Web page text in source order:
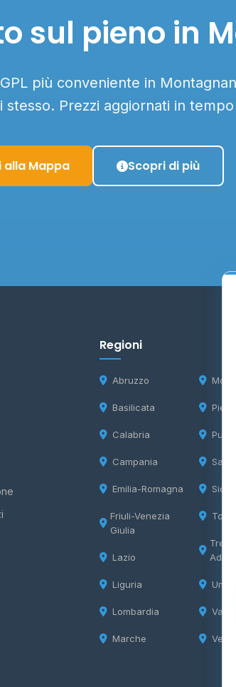
sul pieno in
più conveniente in
stesso. Prezzi aggiornati in
alla Mappa Scopri di più
Regioni
Abruzzo
Basilicata
Calabria
Campania
Emilia-Romagna
Friuli-Venezia
Giulia
Lazio
Liguria
Lombardia
Marche
Molise
Puglia
Sicilia
Adige
Valle